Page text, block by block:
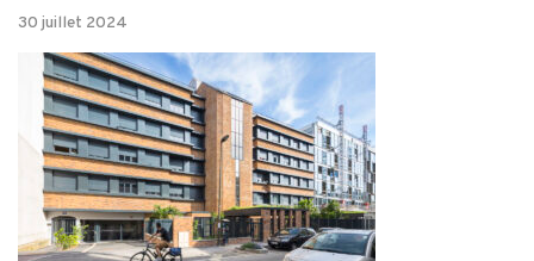
30 juillet 2024